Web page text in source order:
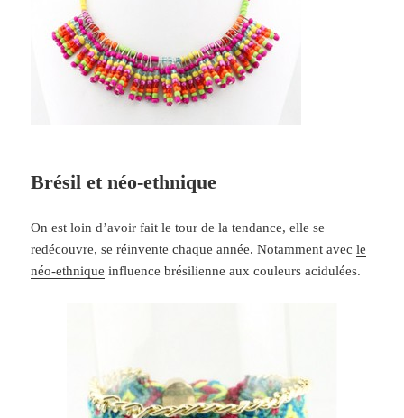
Brésil et néo-ethnique
On est loin d’avoir fait le tour de la tendance, elle se
redécouvre, se réinvente chaque année. Notamment avecle
néo-ethnique influence brésilienne aux couleurs acidulées.